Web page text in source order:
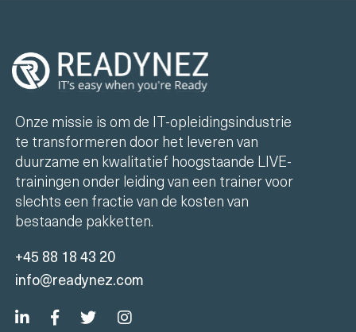
Onze missie is om de IT-opleidingsindustrie
te transformeren door het leveren van
duurzame en kwalitatief hoogstaande LIVE-
trainingen onder leiding van een trainer voor
slechts een fractie van de kosten van
bestaande pakketten.
+45 88 18 43 20
info@readynez.com